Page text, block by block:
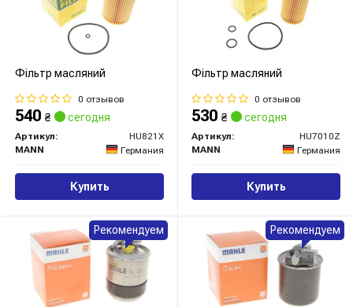
Фільтр масляний
0 отзывов
540 ₴ сегодня
Артикул:
HU821X
MANN
Германия
Купить
Фільтр масляний
0 отзывов
530 ₴ сегодня
Артикул:
HU7010Z
MANN
Германия
Купить
Рекомендуем Рекомендуем